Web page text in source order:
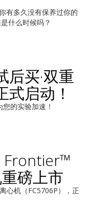
有多久没有保养过你的
什么时候吗？
后买·双重
启动！
的实验加速！
Frontier™
磅上市
心机（FC5706P），正